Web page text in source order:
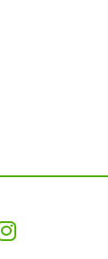
Instagram